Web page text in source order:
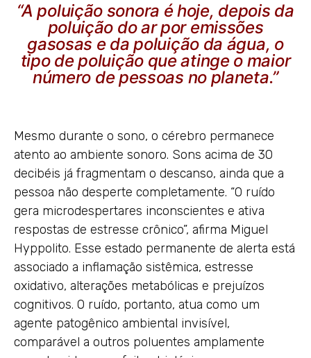
“A poluição sonora é hoje, depois da
poluição do ar por emissões
gasosas e da poluição da água, o
tipo de poluição que atinge o maior
número de pessoas no planeta.”
Mesmo durante o sono, o cérebro permanece
atento ao ambiente sonoro. Sons acima de 30
decibéis já fragmentam o descanso, ainda que a
pessoa não desperte completamente. “O ruído
gera microdespertares inconscientes e ativa
respostas de estresse crônico”, afirma Miguel
Hyppolito. Esse estado permanente de alerta está
associado a inflamação sistêmica, estresse
oxidativo, alterações metabólicas e prejuízos
cognitivos. O ruído, portanto, atua como um
agente patogênico ambiental invisível,
comparável a outros poluentes amplamente